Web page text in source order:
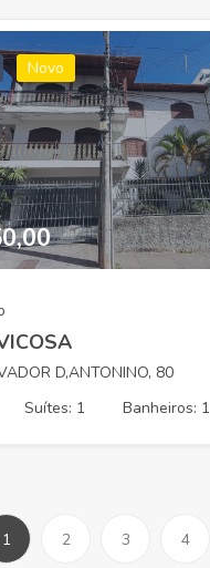
Novo
D,ANTONINO, 80
Suítes: 1 Banheiros: 1
1 2 3 4